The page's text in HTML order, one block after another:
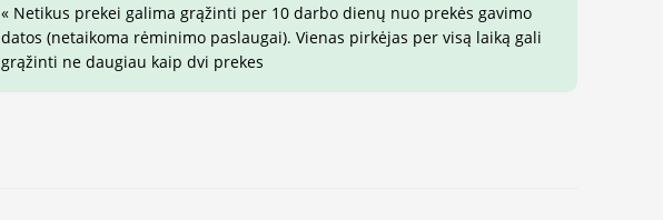
« Netikus prekei galima grąžinti per 10 darbo dienų nuo prekės gavimo
datos (netaikoma rėminimo paslaugai). Vienas pirkėjas per visą laiką gali
grąžinti ne daugiau kaip dvi prekes